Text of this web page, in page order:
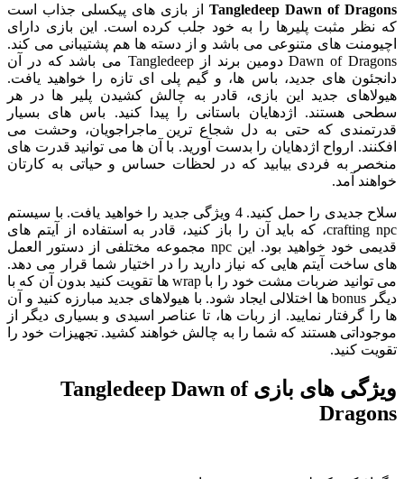
Tangledeep Dawn ofاز بازی های پیکسلی جذاب است
نظر مثبت پلیرها را به خود جلب کرده است. این بازی دارای
های متنوعی می باشد و از دسته ها هم پشتیبانی می کند.
Dawn of Dragons دومین برند از Tangledeep می باشد که در آن
های جدید، باس ها، و گیم پلی ای تازه را خواهید یافت.
جدید این بازی، قادر به چالش کشیدن پلیر ها در هر
هستند. اژدهایان باستانی را پیدا کنید. باس های بسیار
که حتی به دل شجاع ترین ماجراجویان، وحشت می
ارواح اژدهایان را بدست آورید. با آن ها می توانید قدرت های
به فردی بیابید که در لحظات حساس و حیاتی به کارتان
آمد.
سلاح جدیدی را حمل کنید. 4 ویژگی جدید را خواهید یافت. با سیستم
crafting npc، که باید آن را باز کنید، قادر به استفاده از آیتم های
قدیمی خود خواهید بود. این npc مجموعه مختلفی از دستور العمل
ساخت آیتم هایی که نیاز دارید را در اختیار شما قرار می دهد.
می توانید ضربات مشت خود را با wrap ها تقویت کنید بدون آن که با
دیگر bonus ها اختلالی ایجاد شود. با هیولاهای جدید مبارزه کنید و آن
را گرفتار نمایید. از ربات ها، تا عناصر اسیدی و بسیاری دیگر از
هستند که شما را به چالش خواهند کشید. تجهیزات خود را
کنید.
ویژگی های بازی Tangledeep Dawn of